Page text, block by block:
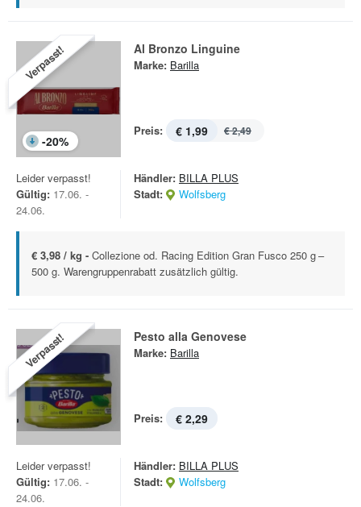
Verpasst!
-20%
Al Bronzo Linguine
Marke: Barilla
Preis: € 1,99 € 2,49
Leider verpasst!
Gültig: 17.06. -
24.06.
Händler: BILLA PLUS
Stadt:
Wolfsberg
€ 3,98 / kg - Collezione od. Racing Edition Gran Fusco 250 g –
500 g. Warengruppenrabatt zusätzlich gültig.
Verpasst! Pesto alla Genovese
Marke: Barilla
Preis: € 2,29
Leider verpasst!
Gültig: 17.06. -
24.06.
Händler: BILLA PLUS
Stadt:
Wolfsberg